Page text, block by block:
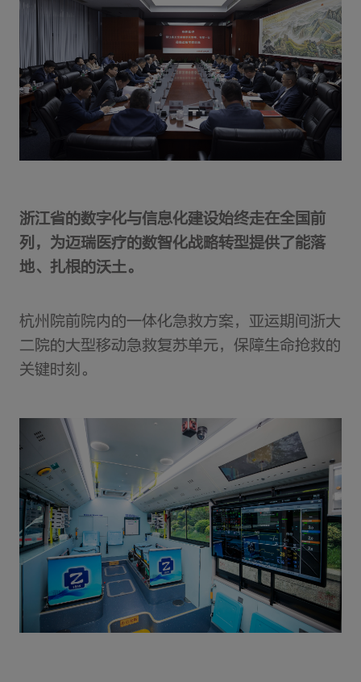
浙江省的数字化与信息化建设始终走在全国前
列，为迈瑞医疗的数智化战略转型提供了能落
地、扎根的沃土。
杭州院前院内的一体化急救方案，亚运期间浙大
二院的大型移动急救复苏单元，保障生命抢救的
关键时刻。